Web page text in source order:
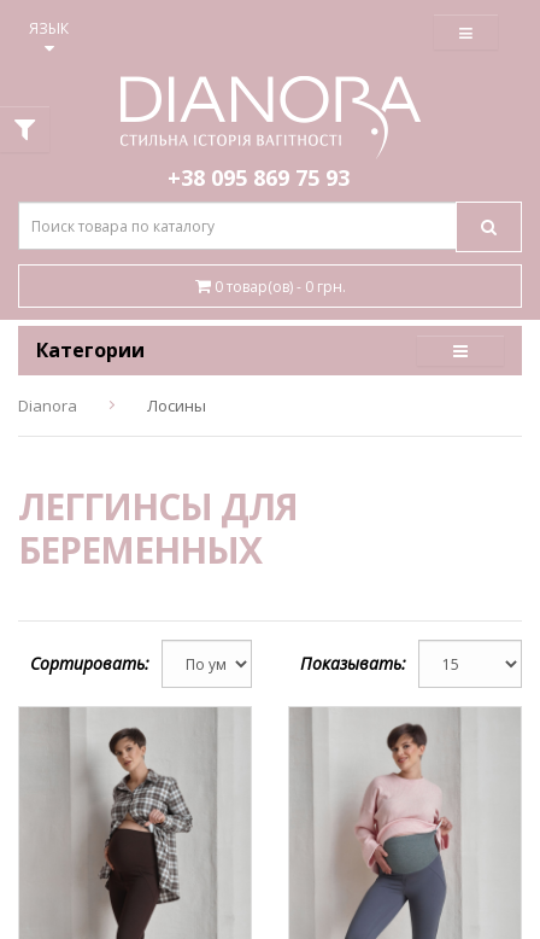
ЯЗЫК ≡
+38 095 869 75 93
0 товар(ов) - 0 грн.
Категории
Dianora Лосины
ЛЕГГИНСЫ ДЛЯ
БЕРЕМЕННЫХ
Сортировать: Показывать: